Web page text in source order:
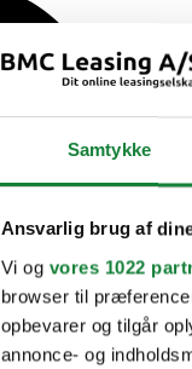
Samtykke
Ansvarlig brug af
Vi og vores 1022
browser til
opbevarer og tilgår
annonce- og